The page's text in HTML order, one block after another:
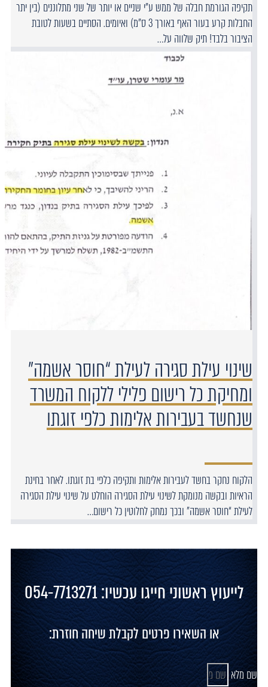
תקיפה הגורמת חבלה של ממש ע"י שניים או יותר של שני מתלוננים (בין יתר
החבלות קרע בעור האף באורך 3 ס"מ) ואיומים. הסתיים בשעות לטובת
הציבור בלבד! תיק שלווה על…
שינוי עילת סגירה לעילת “חוסר אשמה”
ומחיקת כל רישום פלילי ללקוח המשרד
שנחשד בעבירות אלימות כלפי זוגתו
הלקוח נחקר בחשד לעבירות אלימות ותקיפה כלפי בת זוגתו. לאחר בחינת
הראיות ובקשה מנומקת לשינוי עילת הסגירה הוחלט על שינוי עילת הסגירה
לעילת “חוסר אשמה” ובכך נמחק לחלוטין כל רישום…
לייעוץ ראשוני חייגו עכשיו: 054-7713271
או השאירו פרטים לקבלת שיחה חוזרת:
שם מלא